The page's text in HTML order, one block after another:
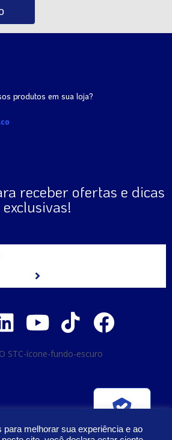
produtos em sua loja?
receber ofertas e dicas
exclusivas!
para melhorar sua experiência e ao